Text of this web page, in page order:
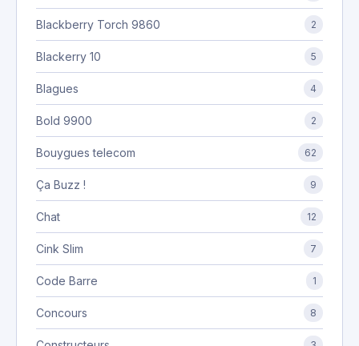
Blackberry Torch 9860 2
Blackerry 10 5
Blagues 4
Bold 9900 2
Bouygues telecom 62
Ça Buzz ! 9
Chat 12
Cink Slim 7
Code Barre 1
Concours 8